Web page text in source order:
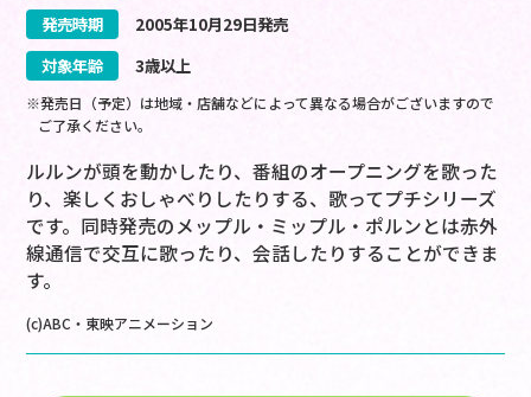
発売時期
2005年10月29日発売
対象年齢
3歳以上
※発売日（予定）は地域・店舗などによって異なる場合がございますので
ご了承ください。
ルルンが頭を動かしたり、番組のオープニングを歌った
り、楽しくおしゃべりしたりする、歌ってプチシリーズ
です。同時発売のメップル・ミップル・ポルンとは赤外
線通信で交互に歌ったり、会話したりすることができま
す。
(c)ABC・東映アニメーション